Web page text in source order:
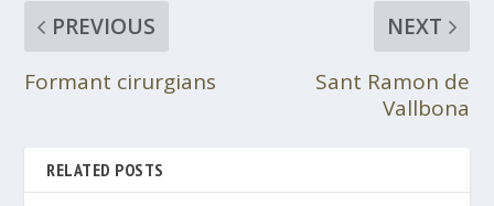
PREVIOUS
Formant cirurgians
NEXT
Sant Ramon de
Vallbona
RELATED POSTS